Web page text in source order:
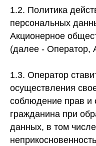
1.2. Политика
персональных
Акционерное
(далее -
1.3. Оператор
осуществления
соблюдение прав и
гражданина при
данных, в том